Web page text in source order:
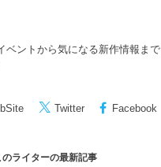
ベントから気になる新作情報ま
Twitter Facebook
のライターの最新記事